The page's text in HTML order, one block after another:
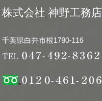
株式会社 神野工務店
千葉県白井市根1780-116